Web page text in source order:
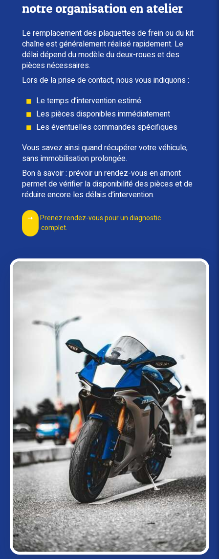
notre organisation en atelier
Le remplacement des plaquettes de frein ou du kit
chaîne est généralement réalisé rapidement. Le
délai dépend du modèle du deux-roues et des
pièces nécessaires.
Lors de la prise de contact, nous vous indiquons :
Le temps d’intervention estimé
Les pièces disponibles immédiatement
Les éventuelles commandes spécifiques
Vous savez ainsi quand récupérer votre véhicule,
sans immobilisation prolongée.
Bon à savoir : prévoir un rendez-vous en amont
permet de vérifier la disponibilité des pièces et de
réduire encore les délais d’intervention.
Prenez rendez-vous pour un diagnostic
complet.